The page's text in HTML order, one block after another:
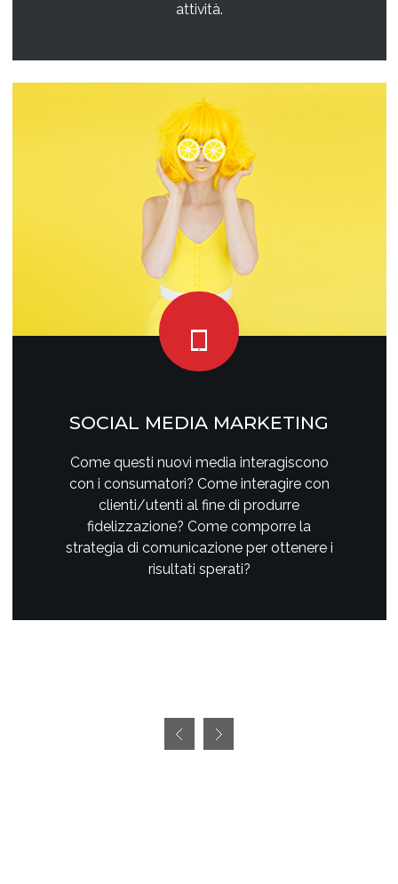
attività.
SOCIAL MEDIA MARKETING
Come questi nuovi media interagiscono
con i consumatori? Come interagire con
clienti/utenti al fine di produrre
fidelizzazione? Come comporre la
strategia di comunicazione per ottenere i
risultati sperati?